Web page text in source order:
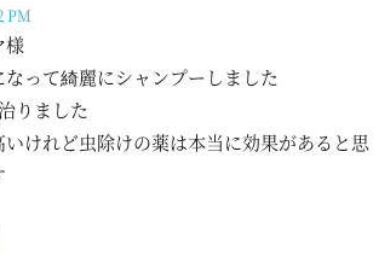
PM
様
なって綺麗にシャンプーしました
りました
いけれど虫除けの薬は本当に効果があると思